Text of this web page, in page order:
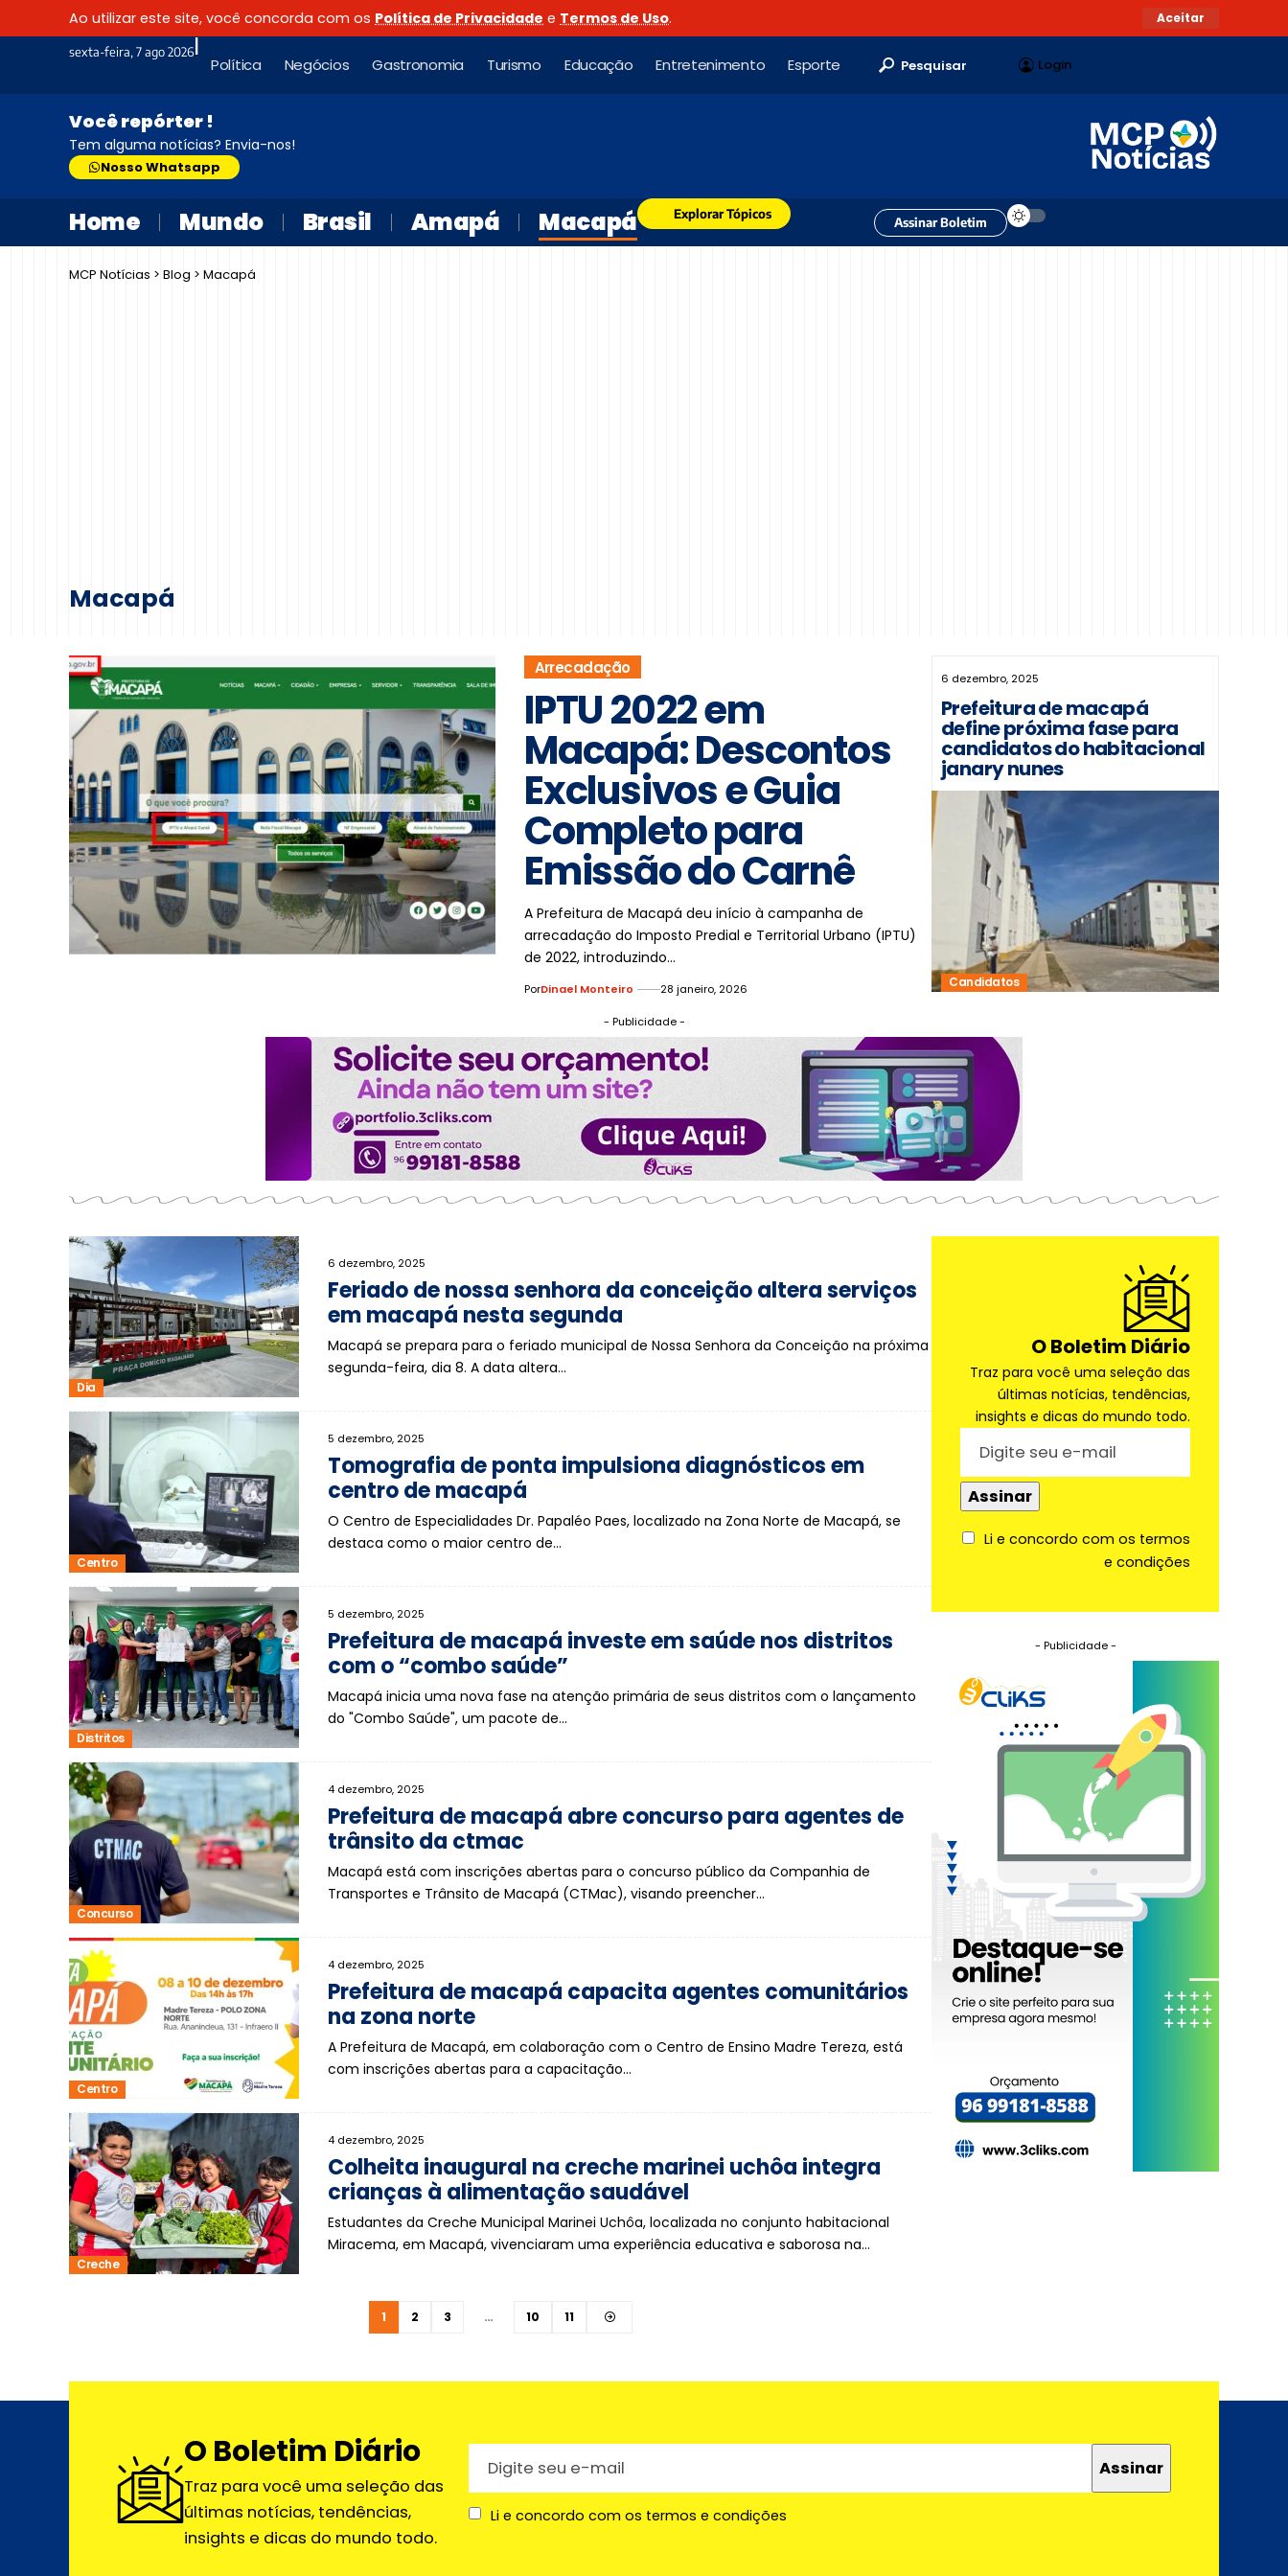
Ao utilizar este site, você concorda com os Política de Privacidade e Termos de Uso. Aceitar
sexta-feira, 7 ago 2026|
Política Negócios Gastronomia Turismo Educação Entretenimento Esporte Pesquisar Login
Você repórter !
Tem alguma notícias? Envia-nos!
Nosso Whatsapp
Home Mundo Brasil Amapá Macapá Explorar Tópicos
Assinar Boletim
MCP Notícias > Blog > Macapá
Macapá
Arrecadação
IPTU 2022 em
Macapá: Descontos
Exclusivos e Guia
Completo para
Emissão do Carnê
A Prefeitura de Macapá deu início à campanha de
arrecadação do Imposto Predial e Territorial Urbano (IPTU)
de 2022, introduzindo…
PorDinael Monteiro 28 janeiro, 2026
6 dezembro, 2025
Prefeitura de macapá
define próxima fase para
candidatos do habitacional
janary nunes
Candidatos
- Publicidade -
Dia
6 dezembro, 2025
Feriado de nossa senhora da conceição altera serviços
em macapá nesta segunda
Macapá se prepara para o feriado municipal de Nossa Senhora da Conceição na próxima
segunda-feira, dia 8. A data altera…
Centro
5 dezembro, 2025
Tomografia de ponta impulsiona diagnósticos em
centro de macapá
O Centro de Especialidades Dr. Papaléo Paes, localizado na Zona Norte de Macapá, se
destaca como o maior centro de…
Distritos
5 dezembro, 2025
Prefeitura de macapá investe em saúde nos distritos
com o “combo saúde”
Macapá inicia uma nova fase na atenção primária de seus distritos com o lançamento
do "Combo Saúde", um pacote de…
Concurso
4 dezembro, 2025
Prefeitura de macapá abre concurso para agentes de
trânsito da ctmac
Macapá está com inscrições abertas para o concurso público da Companhia de
Transportes e Trânsito de Macapá (CTMac), visando preencher…
Centro
4 dezembro, 2025
Prefeitura de macapá capacita agentes comunitários
na zona norte
A Prefeitura de Macapá, em colaboração com o Centro de Ensino Madre Tereza, está
com inscrições abertas para a capacitação…
Creche
4 dezembro, 2025
Colheita inaugural na creche marinei uchôa integra
crianças à alimentação saudável
Estudantes da Creche Municipal Marinei Uchôa, localizada no conjunto habitacional
Miracema, em Macapá, vivenciaram uma experiência educativa e saborosa na…
1 2 3 … 10 11
O Boletim Diário
Traz para você uma seleção das
últimas notícias, tendências,
insights e dicas do mundo todo.
Li e concordo com os termos
e condições
- Publicidade -
O Boletim Diário
Traz para você uma seleção das
últimas notícias, tendências,
insights e dicas do mundo todo.
Li e concordo com os termos e condições